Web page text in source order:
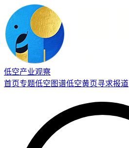
低空产业观察
首页专题低空图谱低空黄页寻求报道